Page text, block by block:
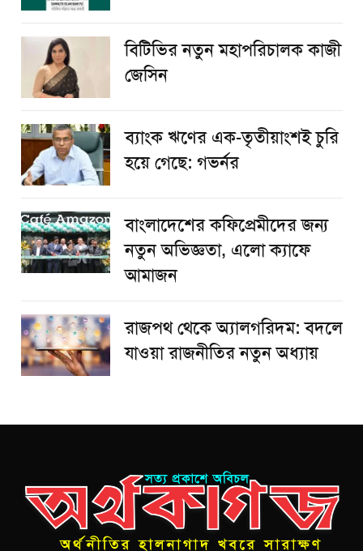
বিটিভির নতুন মহাপরিচালক কাজী
জেসিন
ব্যাংক ঋণের এক-তৃতীয়াংশই চুরি
হয়ে গেছে: গভর্নর
বাংলাদেশের কফিপ্রেমীদের জন্য
নতুন অভিজ্ঞতা, এলো ক্যাফে
আমাজন
রাজপথ থেকে অ্যালগরিদম: বদলে
যাওয়া রাজনীতির নতুন অধ্যায়